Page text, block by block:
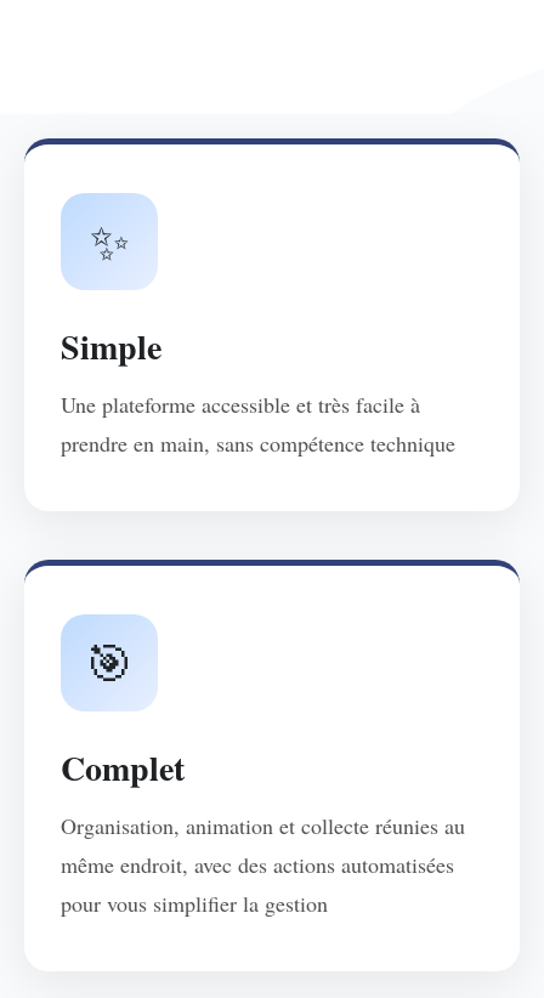
✨
Simple
Une plateforme accessible et très facile à
prendre en main, sans compétence technique
🎯
Complet
Organisation, animation et collecte réunies au
même endroit, avec des actions automatisées
pour vous simplifier la gestion